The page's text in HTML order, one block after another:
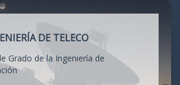
DE TELECO
Grado de la Ingeniería de